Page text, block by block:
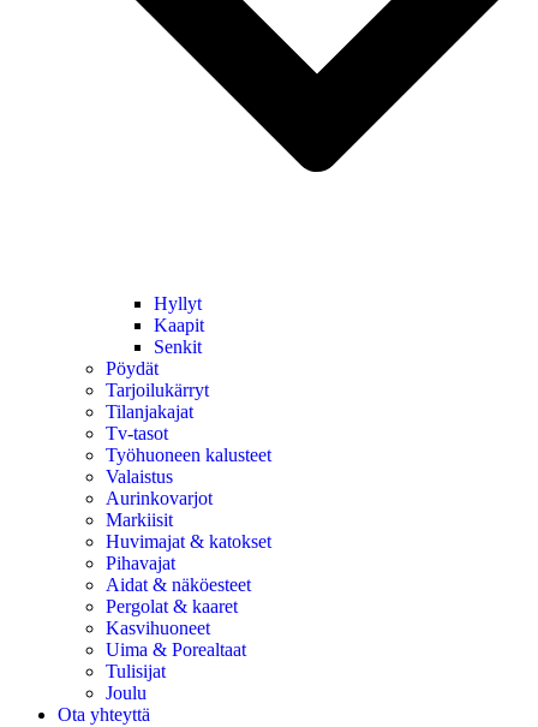
Hyllyt
Kaapit
Senkit
Pöydät
Tarjoilukärryt
Tilanjakajat
Tv-tasot
Työhuoneen kalusteet
Valaistus
Aurinkovarjot
Markiisit
Huvimajat & katokset
Pihavajat
Aidat & näköesteet
Pergolat & kaaret
Kasvihuoneet
Uima & Porealtaat
Tulisijat
Joulu
Ota yhteyttä